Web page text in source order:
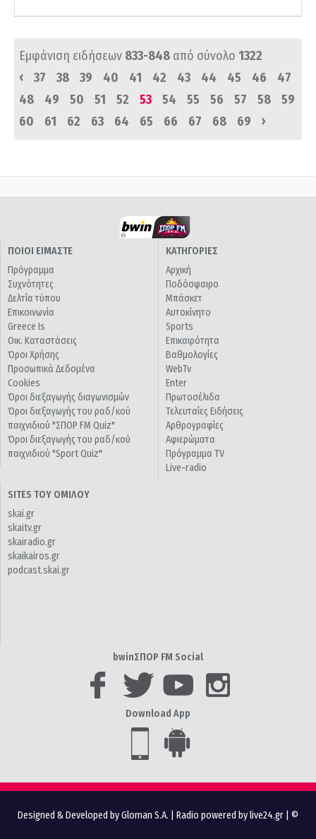
Εμφάνιση ειδήσεων 833-848 από σύνολο 1322
‹
37 38 39 40 41 42 43 44 45 46
47
48
49 50 51 52 53 54 55 56 57 58
59
60
61 62 63 64 65 66 67 68 69 ›
ΠΟΙΟΙ ΕΙΜΑΣΤΕ
Πρόγραμμα
Συχνότητες
Δελτία τύπου
Επικοινωνία
Greece Is
Οικ. Καταστάσεις
Όροι Χρήσης
Προσωπικά Δεδομένα
Cookies
Όροι διεξαγωγής διαγωνισμών
Όροι διεξαγωγής του ραδ/κού
παιχνιδιού "ΣΠΟΡ FM Quiz"
Όροι διεξαγωγής του ραδ/κού
παιχνιδιού "Sport Quiz"
ΚΑΤΗΓΟΡΙΕΣ
Αρχική
Ποδόσφαιρο
Μπάσκετ
Αυτοκίνητο
Sports
Επικαιρότητα
Βαθμολογίες
WebTv
Enter
Πρωτοσέλιδα
Τελευταίες Ειδήσεις
Αρθρογραφίες
Αφιερώματα
Πρόγραμμα TV
Live-radio
SITES ΤΟΥ ΟΜΙΛΟΥ
skai.gr
skaitv.gr
skairadio.gr
skaikairos.gr
podcast.skai.gr
bwinΣΠΟΡ FM Social
Download App
Designed & Developed by Gloman S.A. Radio powered by live24.gr | ©